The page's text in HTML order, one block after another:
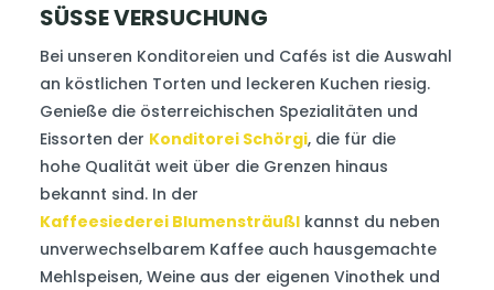
SÜSSE VERSUCHUNG
Bei unseren Konditoreien und Cafés ist die Auswahl
an köstlichen Torten und leckeren Kuchen riesig.
Genieße die österreichischen Spezialitäten und
Eissorten der Konditorei Schörgi, die für die
hohe Qualität weit über die Grenzen hinaus
bekannt sind. In der
Kaffeesiederei Blumensträußlkannst du neben
unverwechselbarem Kaffee auch hausgemachte
Mehlspeisen, Weine aus der eigenen Vinothek und